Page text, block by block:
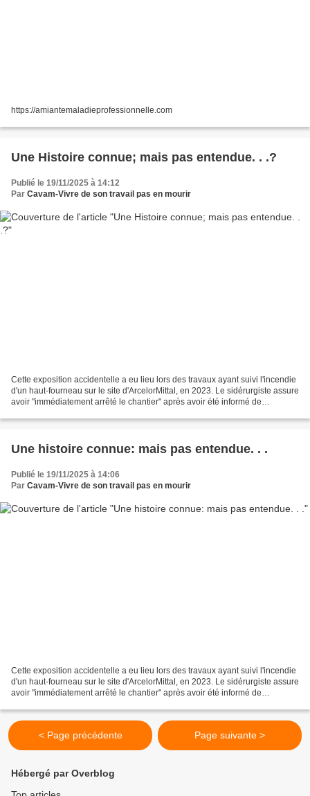
https://amiantemaladieprofessionnelle.com
Une Histoire connue; mais pas entendue. . .?
Publié le 19/11/2025 à 14:12
Par Cavam-Vivre de son travail pas en mourir
Cette exposition accidentelle a eu lieu lors des travaux ayant suivi l'incendie
d'un haut-fourneau sur le site d'ArcelorMittal, en 2023. Le sidérurgiste assure
avoir "immédiatement arrêté le chantier" après avoir été informé de
Une histoire connue: mais pas entendue. . .
Publié le 19/11/2025 à 14:06
Par Cavam-Vivre de son travail pas en mourir
Cette exposition accidentelle a eu lieu lors des travaux ayant suivi l'incendie
d'un haut-fourneau sur le site d'ArcelorMittal, en 2023. Le sidérurgiste assure
avoir "immédiatement arrêté le chantier" après avoir été informé de
< Page précédente Page suivante >
Hébergé par Overblog